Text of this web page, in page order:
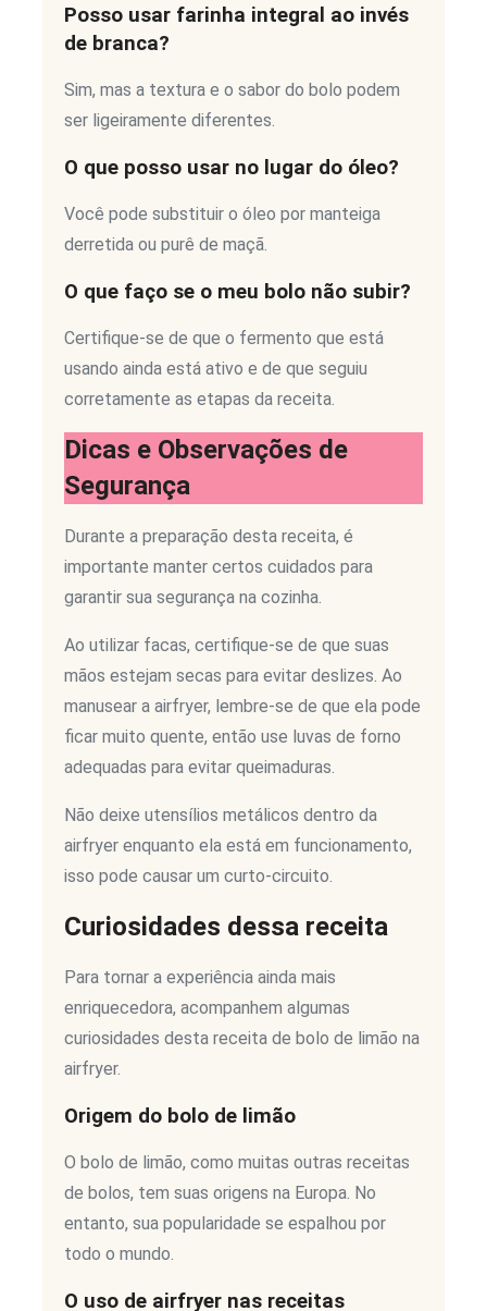
Posso usar farinha integral ao invés
de branca?
Sim, mas a textura e o sabor do bolo podem
ser ligeiramente diferentes.
O que posso usar no lugar do óleo?
Você pode substituir o óleo por manteiga
derretida ou purê de maçã.
O que faço se o meu bolo não subir?
Certifique-se de que o fermento que está
usando ainda está ativo e de que seguiu
corretamente as etapas da receita.
Dicas e Observações de
Segurança
Durante a preparação desta receita, é
importante manter certos cuidados para
garantir sua segurança na cozinha.
Ao utilizar facas, certifique-se de que suas
mãos estejam secas para evitar deslizes. Ao
manusear a airfryer, lembre-se de que ela pode
ficar muito quente, então use luvas de forno
adequadas para evitar queimaduras.
Não deixe utensílios metálicos dentro da
airfryer enquanto ela está em funcionamento,
isso pode causar um curto-circuito.
Curiosidades dessa receita
Para tornar a experiência ainda mais
enriquecedora, acompanhem algumas
curiosidades desta receita de bolo de limão na
airfryer.
Origem do bolo de limão
O bolo de limão, como muitas outras receitas
de bolos, tem suas origens na Europa. No
entanto, sua popularidade se espalhou por
todo o mundo.
O uso de airfryer nas receitas